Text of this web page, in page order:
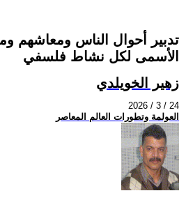
تدبير أحوال الناس ومعاشهم
الأسمى لكل نشاط فلسفي
زهير الخويلدي
2026 / 3 / 24
العولمة وتطورات العالم المعاصر